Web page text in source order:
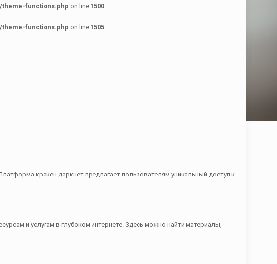
functions.php on line 1500
functions.php on line 1505
кракен даркнет предлагает пользователям уникальный доступ к
и услугам в глубоком интернете. Здесь можно найти материалы,